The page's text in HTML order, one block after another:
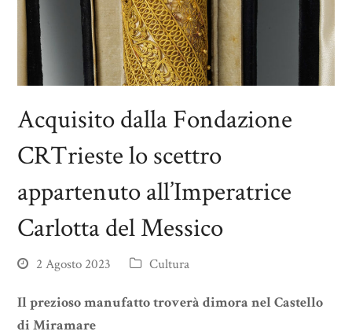
Acquisito dalla Fondazione
CRTrieste lo scettro
appartenuto all’Imperatrice
Carlotta del Messico
2 Agosto 2023 Cultura
Il prezioso manufatto troverà dimora nel Castello
di Miramare